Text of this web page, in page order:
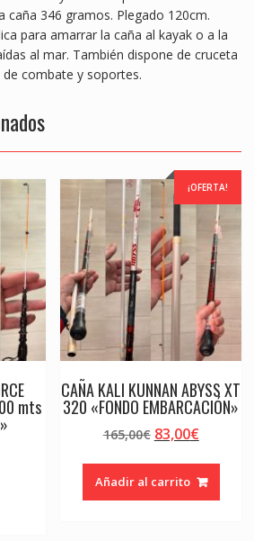
caña 346 gramos. Plegado 120cm.
para amarrar la caña al kayak o a la
al mar. También dispone de cruceta
combate y soportes.
mts
¡OFERTA!
CAÑA KALI KUNNAN ABYSS XT
320 «FONDO EMBARCACIÓN»
165,00€ El
original
era:
83,00€El
actual
es:
Añadir al carrito